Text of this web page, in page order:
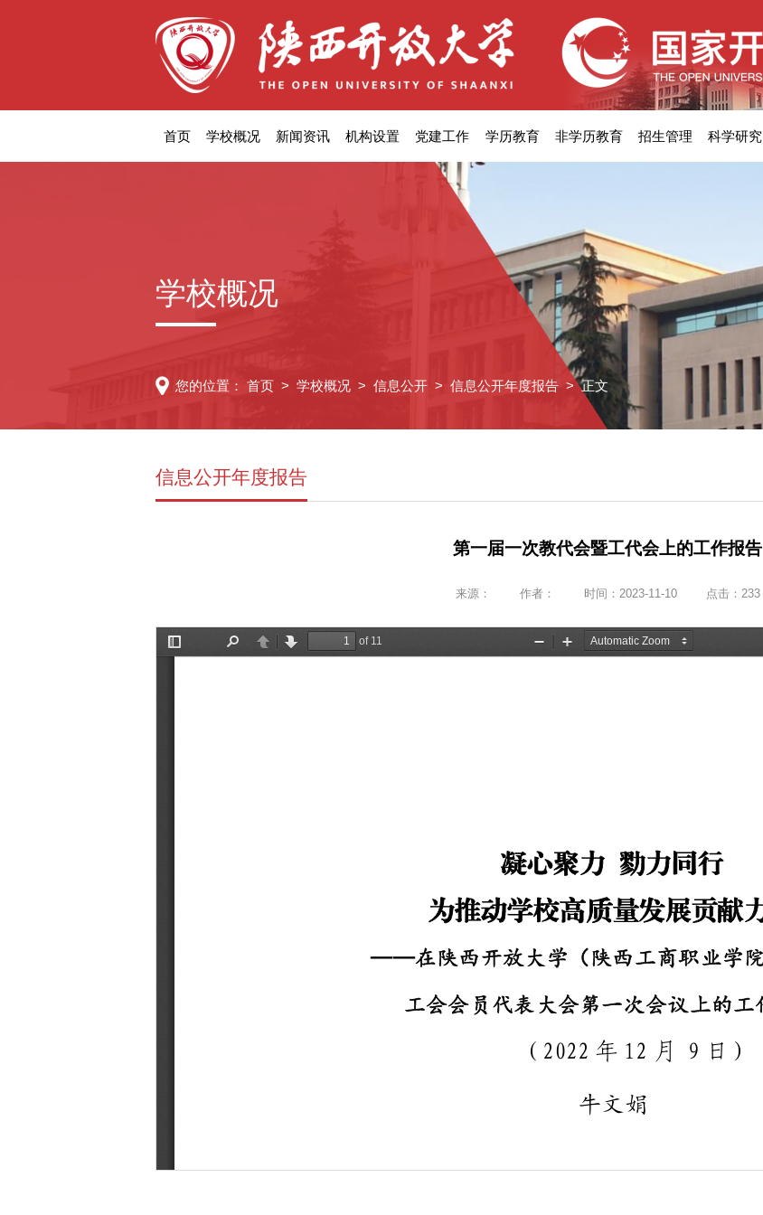
首页 学校概况 新闻资讯 机构设置 党建工作 学历教育 非学历教育 招生管理 科学研究
学校概况
您的位置： 首页 > 学校概况 > 信息公开 > 信息公开年度报告 > 正文
信息公开年度报告
第一届一次教代会暨工代会上的工作报告
来源： 作者： 时间：2023-11-10 点击： 233